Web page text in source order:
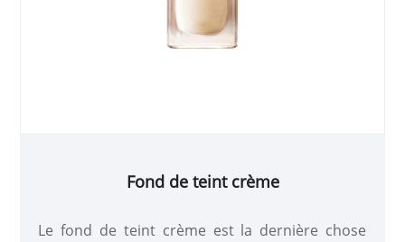
Fond de teint crème
Le fond de teint crème est la dernière chose